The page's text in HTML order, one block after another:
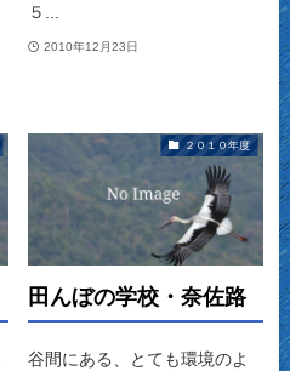
５...
2010年12月23日
２０１０年度
田んぼの学校・奈佐路
谷間にある、とても環境のよ